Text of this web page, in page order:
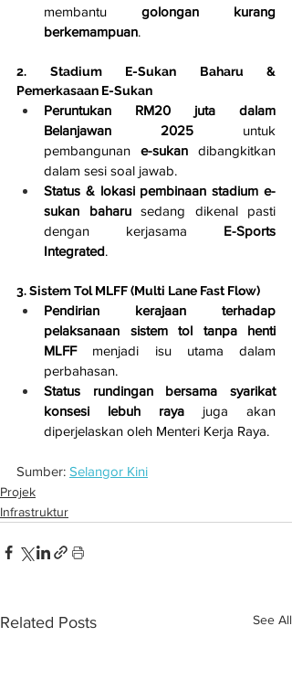
membantu golongan kurang
berkemampuan.
2. Stadium E-Sukan Baharu &
Pemerkasaan E-Sukan
Peruntukan RM20 juta dalam
Belanjawan 2025 untuk
pembangunan e-sukan dibangkitkan
dalam sesi soal jawab.
Status & lokasi pembinaan stadium e-
sukan baharu sedang dikenal pasti
dengan kerjasama E-Sports
Integrated.
3. Sistem Tol MLFF (Multi Lane Fast Flow)
Pendirian kerajaan terhadap
pelaksanaan sistem tol tanpa henti
MLFF menjadi isu utama dalam
perbahasan.
Status rundingan bersama syarikat
konsesi lebuh raya juga akan
diperjelaskan oleh Menteri Kerja Raya.
Sumber: Selangor Kini
Projek
Infrastruktur
Related Posts See All